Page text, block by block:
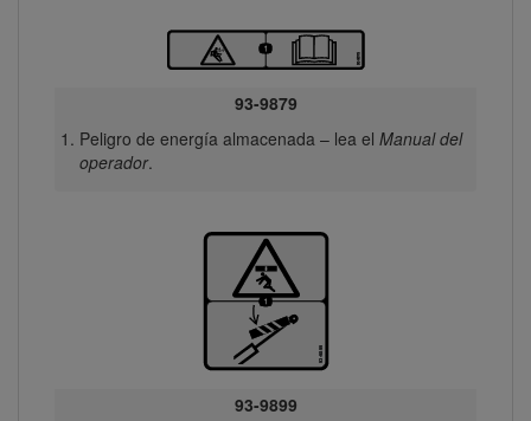
93-9879
Peligro de energía almacenada – lea el Manual del
operador.
93-9899